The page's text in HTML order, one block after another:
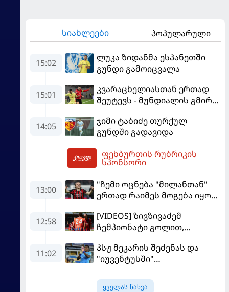
სიახლეები პოპულარული
15:02
ლუკა ზიდანმა ესპანეთში
გუნდი გამოიცვალა
15:01
კვარაცხელიასთან ერთად
შეუტევს - მუნდიალის გმირი
გახდება
14:05
ჯიმი ტაბიძე თურქულ
გუნდში გადავიდა
ფეხბურთის რუბრიკის
სპონსორი
13:00
"ჩემი ოცნება "მილანთან"
ერთად რაიმეს მოგება იყო" -
თავის მისიაზე ისაუბრა
12:58
[VIDEOS] ზივზივაძემ
ჩემპიონატი გოლით,
გამარჯვებით დაიწყო
11:02
პსჟ მეკარის შეძენას და
"იუვენტუსში"
ყველას ნახვა